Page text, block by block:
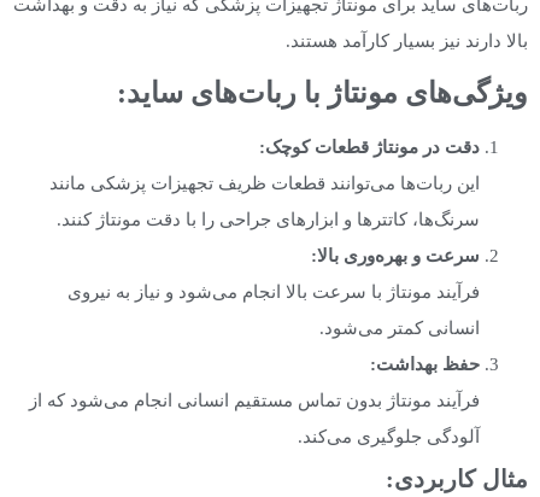
ربات‌های ساید برای مونتاژ تجهیزات پزشکی که نیاز به دقت و بهداشت
بالا دارند نیز بسیار کارآمد هستند.
ویژگی‌های مونتاژ با ربات‌های ساید:
دقت در مونتاژ قطعات کوچک:
این ربات‌ها می‌توانند قطعات ظریف تجهیزات پزشکی مانند
سرنگ‌ها، کاتترها و ابزارهای جراحی را با دقت مونتاژ کنند.
سرعت و بهره‌وری بالا:
فرآیند مونتاژ با سرعت بالا انجام می‌شود و نیاز به نیروی
انسانی کمتر می‌شود.
حفظ بهداشت:
فرآیند مونتاژ بدون تماس مستقیم انسانی انجام می‌شود که از
آلودگی جلوگیری می‌کند.
مثال کاربردی: